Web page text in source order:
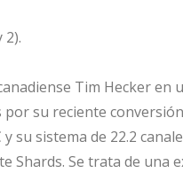
2).
Tim Hecker
su reciente
y su sistema de 22.2
Shards. Se trata de